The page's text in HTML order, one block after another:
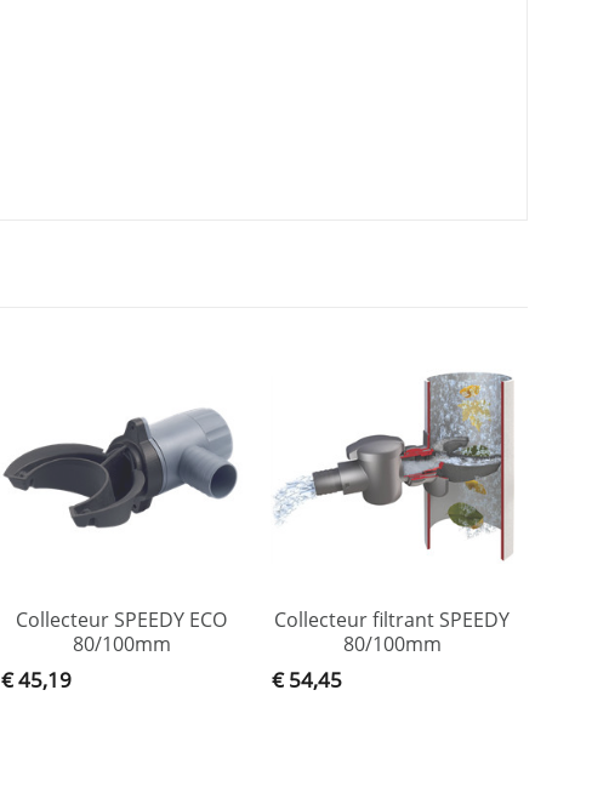
Collecteur SPEEDY ECO
80/100mm
€ 45,19
Collecteur filtrant SPEEDY
80/100mm
€ 54,45